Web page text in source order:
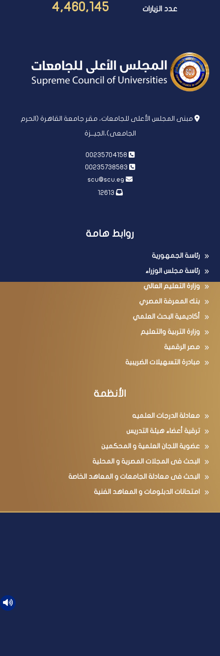
عدد الزيارات 4,460,145
مبنى المجلس الأعلى للجامعات، مقر جامعة القاهرة (الحرم
الجامعى)،الجيــزة
روابط هامة
رئاسة الجمهورية
رئاسة مجلس الوزراء
وزارة التعليم العالي
بنك المعرفة المصري
أكاديمية البحث العلمي
وزارة التربية والتعليم
مصر الرقمية
مبادرة التسهيلات الضريبية
الأنظمة
معادلة الدرجات العلميه
ترقية أعضاء هيئة التدريس
عضوية اللجان العلمية و المحكمين
البحث فى المجلات المصرية و المحلية
البحث فى معادلة الجامعات و المعاهد الخاصة
امتحانات الدبلومات و المعاهد الفنية